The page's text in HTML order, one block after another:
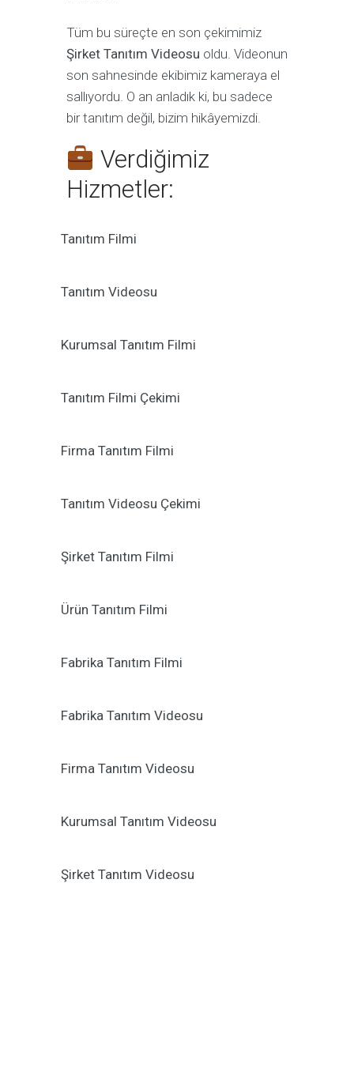
Tüm bu süreçte en son çekimimiz
Şirket Tanıtım Videosu oldu. Videonun
son sahnesinde ekibimiz kameraya el
sallıyordu. O an anladık ki, bu sadece
bir tanıtım değil, bizim hikâyemizdi.
Verdiğimiz
Hizmetler:
Tanıtım Filmi
Tanıtım Videosu
Kurumsal Tanıtım Filmi
Tanıtım Filmi Çekimi
Firma Tanıtım Filmi
Tanıtım Videosu Çekimi
Şirket Tanıtım Filmi
Ürün Tanıtım Filmi
Fabrika Tanıtım Filmi
Fabrika Tanıtım Videosu
Firma Tanıtım Videosu
Kurumsal Tanıtım Videosu
Şirket Tanıtım Videosu